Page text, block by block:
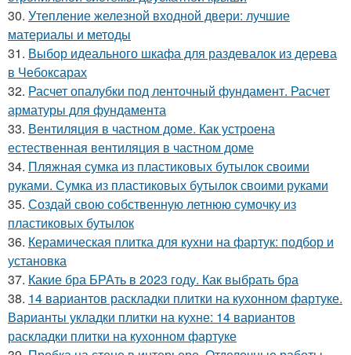
30. Утепление железной входной двери: лучшие
материалы и методы
31. Выбор идеального шкафа для раздевалок из дерева
в Чебоксарах
32. Расчет опалубки под ленточный фундамент. Расчет
арматуры для фундамента
33. Вентиляция в частном доме. Как устроена
естественная вентиляция в частном доме
34. Пляжная сумка из пластиковых бутылок своими
руками. Сумка из пластиковых бутылок своими руками
35. Создай свою собственную летнюю сумочку из
пластиковых бутылок
36. Керамическая плитка для кухни на фартук: подбор и
установка
37. Какие бра БРАть в 2023 году. Как выбрать бра
38. 14 вариантов раскладки плитки на кухонном фартуке.
Варианты укладки плитки на кухне: 14 вариантов
раскладки плитки на кухонном фартуке